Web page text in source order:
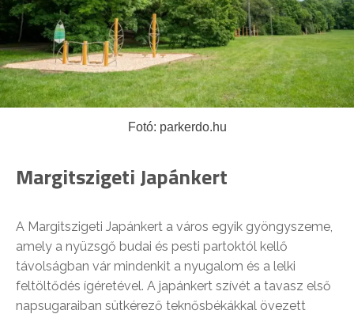
Fotó: parkerdo.hu
Margitszigeti Japánkert
A Margitszigeti Japánkert a város egyik gyöngyszeme,
amely a nyüzsgő budai és pesti partoktól kellő
távolságban vár mindenkit a nyugalom és a lelki
feltöltődés ígéretével. A japánkert szívét a tavasz első
napsugaraiban sütkérező teknősbékákkal övezett